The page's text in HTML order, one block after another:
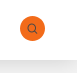
search